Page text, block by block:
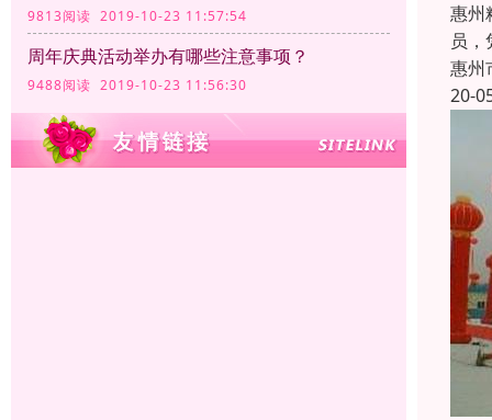
9813阅读 2019-10-23 11:57:54
周年庆典活动举办有哪些注意事项？
9488阅读 2019-10-23 11:56:30
惠州
员
惠州
20-